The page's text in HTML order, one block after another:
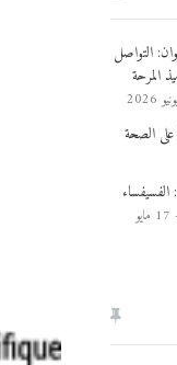
التواصل
المرحة
الصحة
17 مايو